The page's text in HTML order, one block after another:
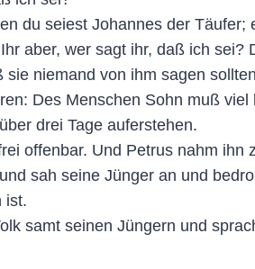
du seiest Johannes der
aber, wer sagt ihr, daß ich
sie niemand von ihm sagen
Des Menschen Sohn muß
drei Tage auferstehen.
offenbar. Und Petrus nahm ihn
sah seine Jünger an und
ist.
samt seinen Jüngern und